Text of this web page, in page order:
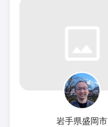
岩手県盛岡市